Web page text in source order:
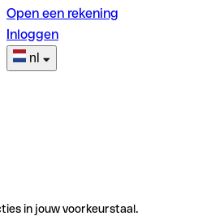
Open een rekening
Inloggen
nl
in jouw voorkeurstaal.